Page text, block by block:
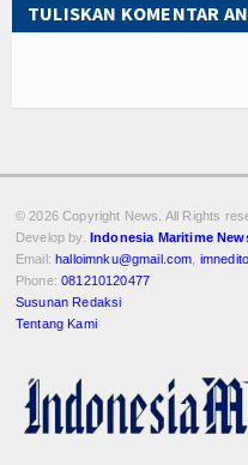
TULISKAN KOMENTAR
© 2026 Copyright News. All Rights
Develop by. Indonesia Maritime
Email: halloimnku@gmail.com,
Phone:081210120477
Susunan Redaksi
Tentang Kami